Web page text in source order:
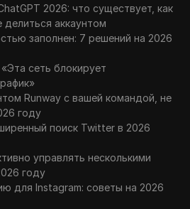
2026: что существует, как
делиться аккаунтом
заполнен: 7 решений на 2026
сеть блокирует
Runway с вашей командой, не
году
поиск Twitter в 2026
управлять несколькими
году
для Instagram: советы на 2026